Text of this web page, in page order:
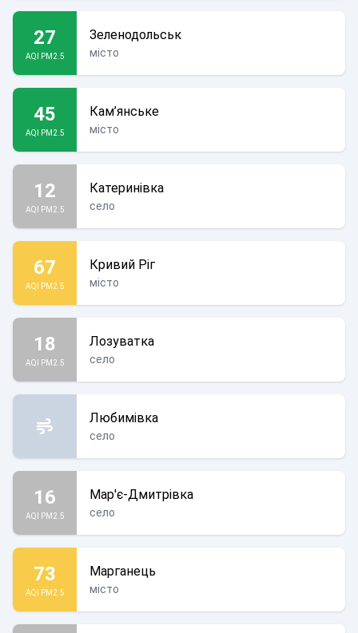
27
AQI PM2.5
Зеленодольськ
місто
45
AQI PM2.5
Кам’янське
місто
12
AQI PM2.5
Катеринівка
село
67
AQI PM2.5
Кривий Ріг
місто
18
AQI PM2.5
Лозуватка
село
Любимівка
село
16
AQI PM2.5
Мар'є-Дмитрівка
село
73
AQI PM2.5
Марганець
місто